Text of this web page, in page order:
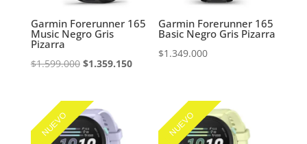
Garmin Forerunner 165
Music Negro Gris
Pizarra
$1.599.000 El
original
era:
$1.599.000.
$1.359.150El
$1.359.150.
Garmin Forerunner 165
Basic Negro Gris Pizarra
$1.349.000
NUEVO NUEVO